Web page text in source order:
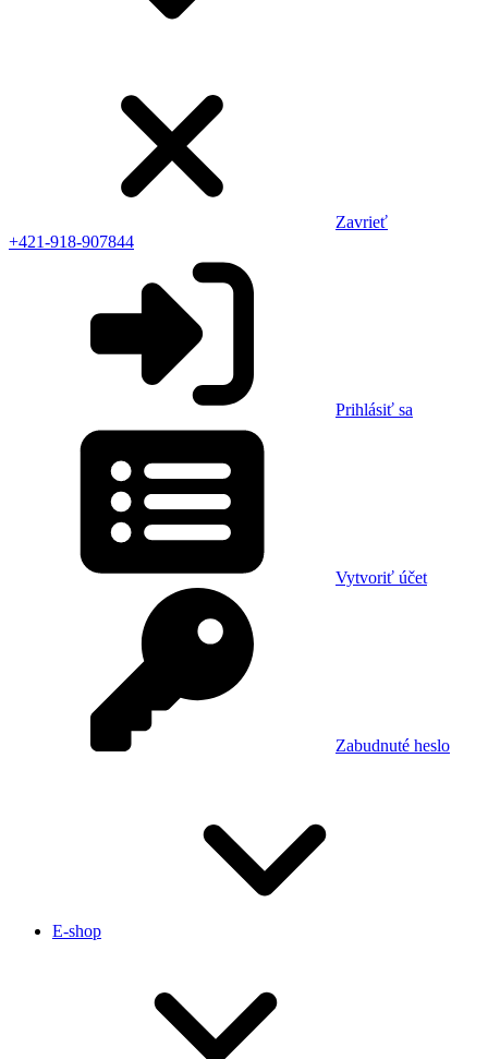
Zavrieť
+421-918-907844
Prihlásiť sa
Vytvoriť účet
Zabudnuté heslo
E-shop